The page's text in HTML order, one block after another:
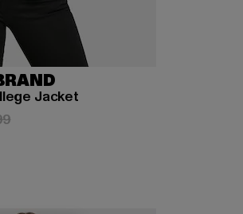
Jacket
22,04
Aktionspreis: EUR 34,99